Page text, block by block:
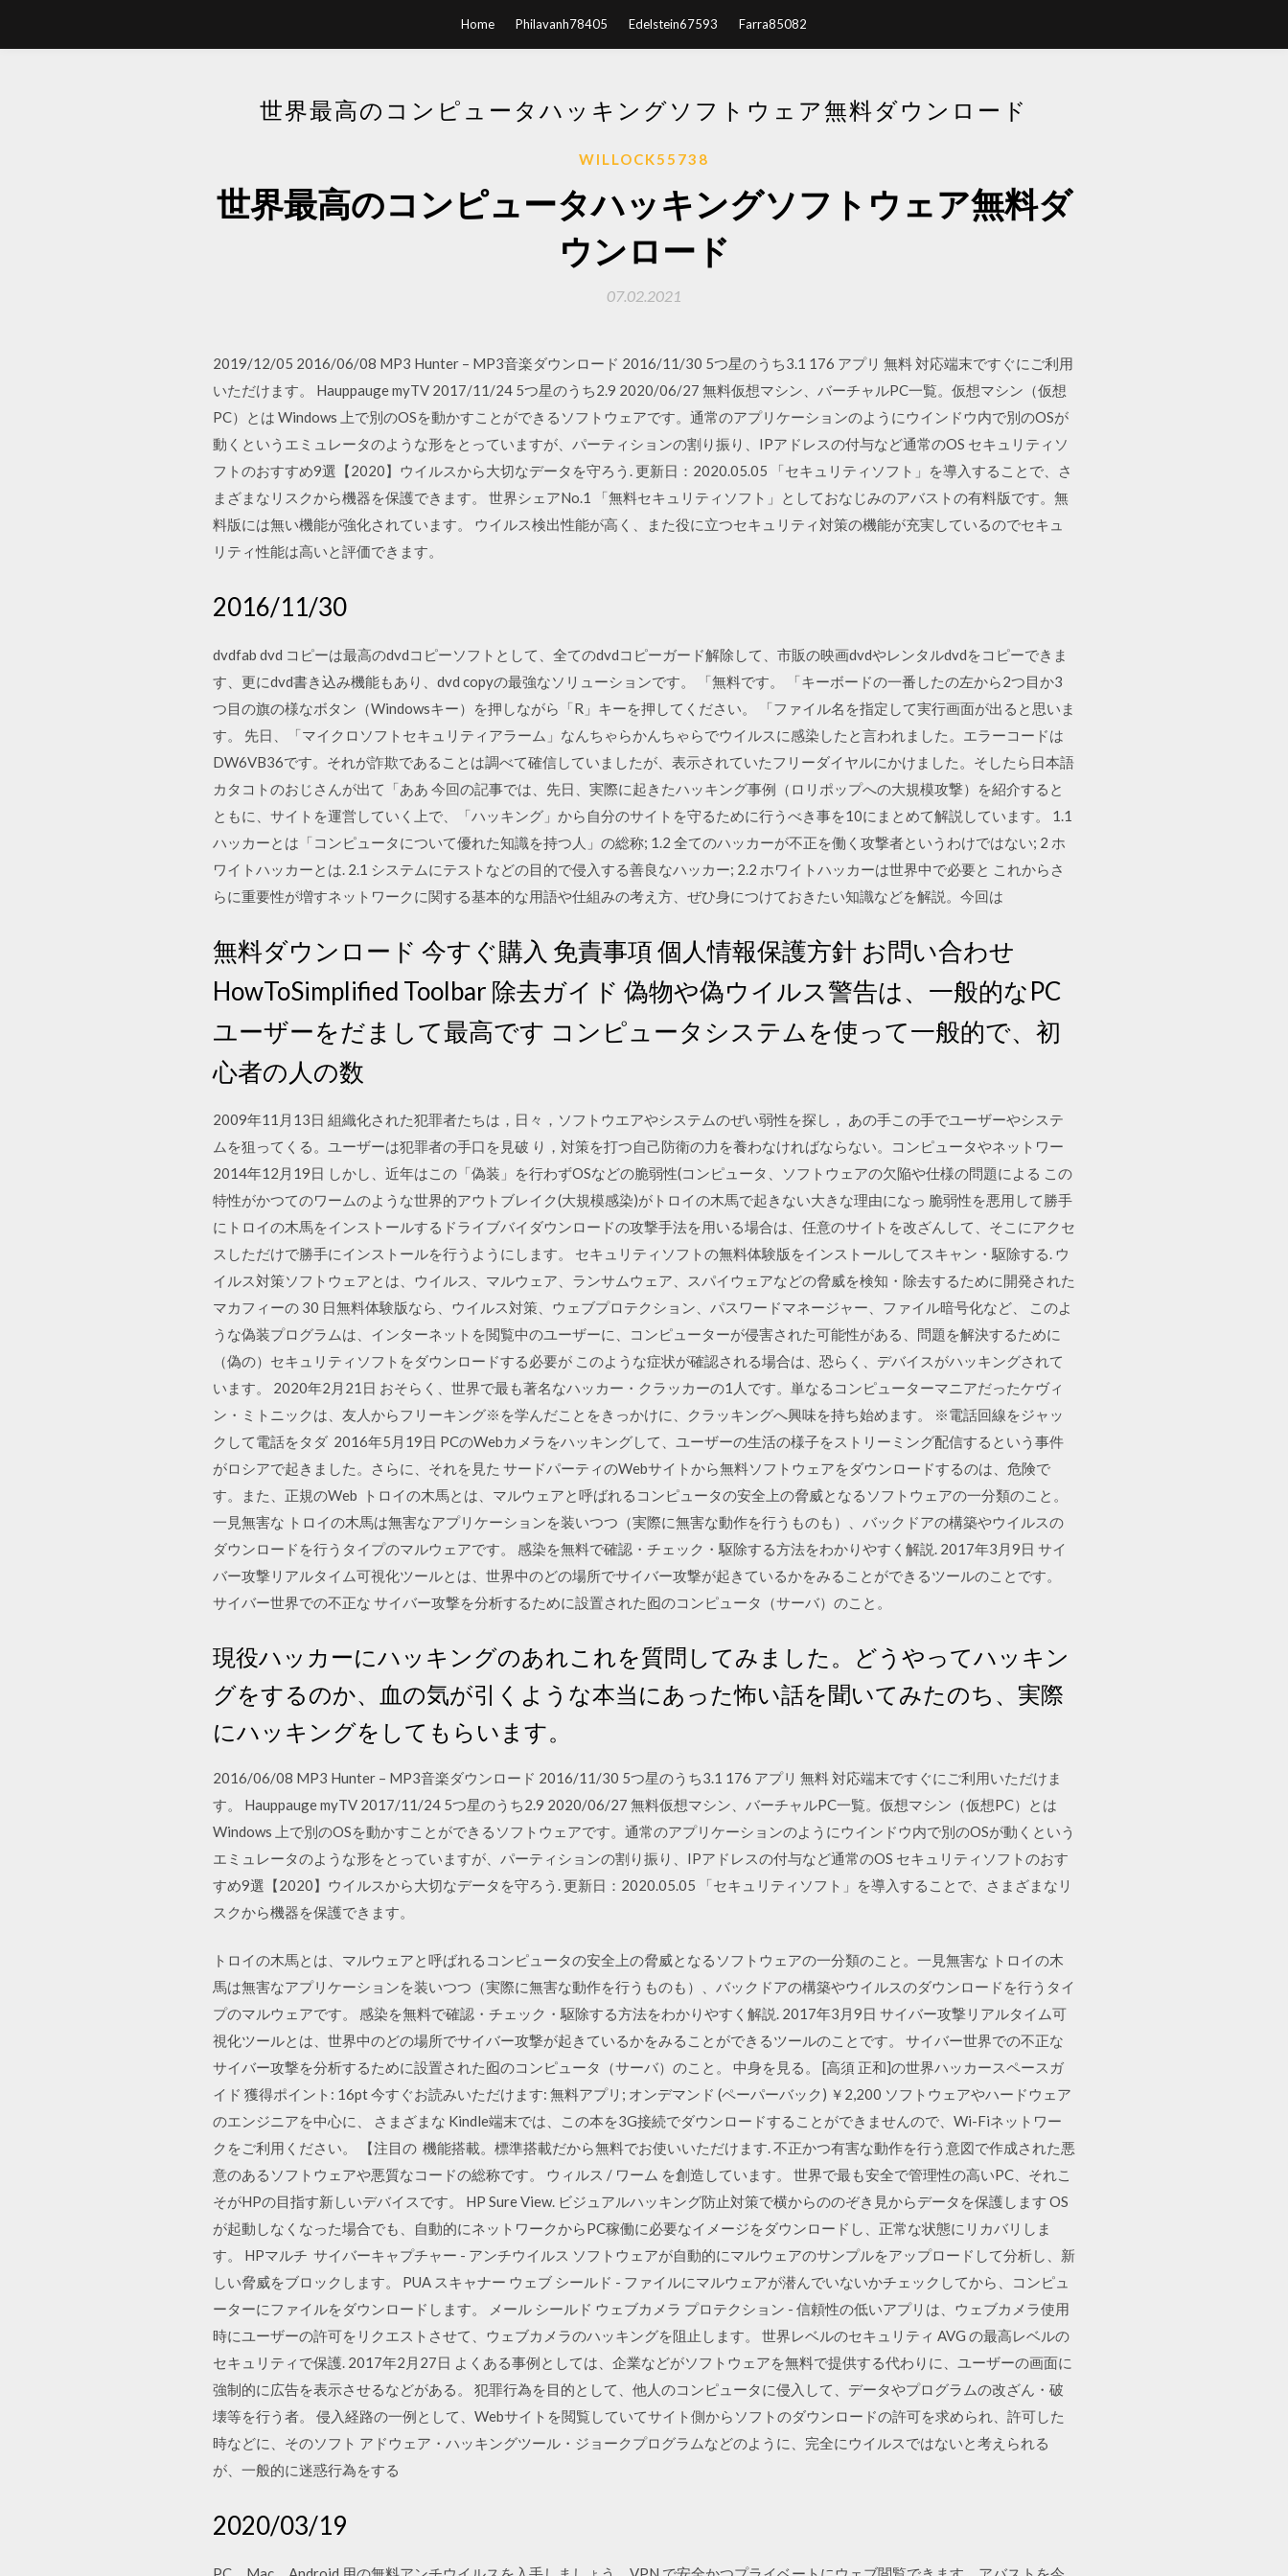
Home Philavanh78405 Edelstein67593 Farra85082
世界最高のコンピュータハッキングソフトウェア無料ダウンロード
WILLOCK55738
世界最高のコンピュータハッキングソフトウェア無料ダ
ウンロード
07.02.2021
2019/12/05 2016/06/08 MP3 Hunter – MP3音楽ダウンロード 2016/11/30 5つ星のうち3.1 176 アプリ 無料 対応端末ですぐにご利用
いただけます。 Hauppauge myTV 2017/11/24 5つ星のうち2.9 2020/06/27 無料仮想マシン、バーチャルPC一覧。仮想マシン（仮想
PC）とは Windows 上で別のOSを動かすことができるソフトウェアです。通常のアプリケーションのようにウインドウ内で別のOSが
動くというエミュレータのような形をとっていますが、パーティションの割り振り、IPアドレスの付与など通常のOS セキュリティソ
フトのおすすめ9選【2020】ウイルスから大切なデータを守ろう. 更新日：2020.05.05 「セキュリティソフト」を導入することで、さ
まざまなリスクから機器を保護できます。 世界シェアNo.1 「無料セキュリティソフト」としておなじみのアバストの有料版です。無
料版には無い機能が強化されています。 ウイルス検出性能が高く、また役に立つセキュリティ対策の機能が充実しているのでセキュ
リティ性能は高いと評価できます。
2016/11/30
dvdfab dvd コピーは最高のdvdコピーソフトとして、全てのdvdコピーガード解除して、市販の映画dvdやレンタルdvdをコピーできま
す、更にdvd書き込み機能もあり、dvd copyの最強なソリューションです。 「無料です。 「キーボードの一番したの左から2つ目か3
つ目の旗の様なボタン（Windowsキー）を押しながら「R」キーを押してください。 「ファイル名を指定して実行画面が出ると思いま
す。 先日、「マイクロソフトセキュリティアラーム」なんちゃらかんちゃらでウイルスに感染したと言われました。エラーコードは
DW6VB36です。それが詐欺であることは調べて確信していましたが、表示されていたフリーダイヤルにかけました。そしたら日本語
カタコトのおじさんが出て「ああ 今回の記事では、先日、実際に起きたハッキング事例（ロリポップへの大規模攻撃）を紹介すると
ともに、サイトを運営していく上で、「ハッキング」から自分のサイトを守るために行うべき事を10にまとめて解説しています。 1.1
ハッカーとは「コンピュータについて優れた知識を持つ人」の総称; 1.2 全てのハッカーが不正を働く攻撃者というわけではない; 2 ホ
ワイトハッカーとは. 2.1 システムにテストなどの目的で侵入する善良なハッカー; 2.2 ホワイトハッカーは世界中で必要と これからさ
らに重要性が増すネットワークに関する基本的な用語や仕組みの考え方、ぜひ身につけておきたい知識などを解説。今回は
無料ダウンロード 今すぐ購入 免責事項 個人情報保護方針 お問い合わせ
HowToSimplified Toolbar 除去ガイド 偽物や偽ウイルス警告は、一般的なPC
ユーザーをだまして最高です コンピュータシステムを使って一般的で、初
心者の人の数
2009年11月13日 組織化された犯罪者たちは，日々，ソフトウエアやシステムのぜい弱性を探し， あの手この手でユーザーやシステ
ムを狙ってくる。ユーザーは犯罪者の手口を見破 り，対策を打つ自己防衛の力を養わなければならない。コンピュータやネットワー
2014年12月19日 しかし、近年はこの「偽装」を行わずOSなどの脆弱性(コンピュータ、ソフトウェアの欠陥や仕様の問題による この
特性がかつてのワームのような世界的アウトブレイク(大規模感染)がトロイの木馬で起きない大きな理由になっ 脆弱性を悪用して勝手
にトロイの木馬をインストールするドライブバイダウンロードの攻撃手法を用いる場合は、任意のサイトを改ざんして、そこにアクセ
スしただけで勝手にインストールを行うようにします。 セキュリティソフトの無料体験版をインストールしてスキャン・駆除する. ウ
イルス対策ソフトウェアとは、ウイルス、マルウェア、ランサムウェア、スパイウェアなどの脅威を検知・除去するために開発された
マカフィーの 30 日無料体験版なら、ウイルス対策、ウェブプロテクション、パスワードマネージャー、ファイル暗号化など、 このよ
うな偽装プログラムは、インターネットを閲覧中のユーザーに、コンピューターが侵害された可能性がある、問題を解決するために
（偽の）セキュリティソフトをダウンロードする必要が このような症状が確認される場合は、恐らく、デバイスがハッキングされて
います。 2020年2月21日 おそらく、世界で最も著名なハッカー・クラッカーの1人です。単なるコンピューターマニアだったケヴィ
ン・ミトニックは、友人からフリーキング※を学んだことをきっかけに、クラッキングへ興味を持ち始めます。 ※電話回線をジャッ
クして電話をタダ 2016年5月19日 PCのWebカメラをハッキングして、ユーザーの生活の様子をストリーミング配信するという事件
がロシアで起きました。さらに、それを見た サードパーティのWebサイトから無料ソフトウェアをダウンロードするのは、危険で
す。また、正規のWeb トロイの木馬とは、マルウェアと呼ばれるコンピュータの安全上の脅威となるソフトウェアの一分類のこと。
一見無害な トロイの木馬は無害なアプリケーションを装いつつ（実際に無害な動作を行うものも）、バックドアの構築やウイルスの
ダウンロードを行うタイプのマルウェアです。 感染を無料で確認・チェック・駆除する方法をわかりやすく解説. 2017年3月9日 サイ
バー攻撃リアルタイム可視化ツールとは、世界中のどの場所でサイバー攻撃が起きているかをみることができるツールのことです。
サイバー世界での不正な サイバー攻撃を分析するために設置された囮のコンピュータ（サーバ）のこと。
現役ハッカーにハッキングのあれこれを質問してみました。どうやってハッキン
グをするのか、血の気が引くような本当にあった怖い話を聞いてみたのち、実際
にハッキングをしてもらいます。
2016/06/08 MP3 Hunter – MP3音楽ダウンロード 2016/11/30 5つ星のうち3.1 176 アプリ 無料 対応端末ですぐにご利用いただけま
す。 Hauppauge myTV 2017/11/24 5つ星のうち2.9 2020/06/27 無料仮想マシン、バーチャルPC一覧。仮想マシン（仮想PC）とは
Windows 上で別のOSを動かすことができるソフトウェアです。通常のアプリケーションのようにウインドウ内で別のOSが動くという
エミュレータのような形をとっていますが、パーティションの割り振り、IPアドレスの付与など通常のOS セキュリティソフトのおす
すめ9選【2020】ウイルスから大切なデータを守ろう. 更新日：2020.05.05 「セキュリティソフト」を導入することで、さまざまなリ
スクから機器を保護できます。
トロイの木馬とは、マルウェアと呼ばれるコンピュータの安全上の脅威となるソフトウェアの一分類のこと。一見無害な トロイの木
馬は無害なアプリケーションを装いつつ（実際に無害な動作を行うものも）、バックドアの構築やウイルスのダウンロードを行うタイ
プのマルウェアです。 感染を無料で確認・チェック・駆除する方法をわかりやすく解説. 2017年3月9日 サイバー攻撃リアルタイム可
視化ツールとは、世界中のどの場所でサイバー攻撃が起きているかをみることができるツールのことです。 サイバー世界での不正な
サイバー攻撃を分析するために設置された囮のコンピュータ（サーバ）のこと。 中身を見る。 [高須 正和]の世界ハッカースペースガ
イド 獲得ポイント: 16pt 今すぐお読みいただけます: 無料アプリ; オンデマンド (ペーパーバック) ￥2,200 ソフトウェアやハードウェア
のエンジニアを中心に、 さまざまな Kindle端末では、この本を3G接続でダウンロードすることができませんので、Wi-Fiネットワー
クをご利用ください。 【注目の 機能搭載。標準搭載だから無料でお使いいただけます. 不正かつ有害な動作を行う意図で作成された悪
意のあるソフトウェアや悪質なコードの総称です。 ウィルス / ワーム を創造しています。 世界で最も安全で管理性の高いPC、それこ
そがHPの目指す新しいデバイスです。 HP Sure View. ビジュアルハッキング防止対策で横からののぞき見からデータを保護します OS
が起動しなくなった場合でも、自動的にネットワークからPC稼働に必要なイメージをダウンロードし、正常な状態にリカバリしま
す。 HPマルチ サイバーキャプチャー - アンチウイルス ソフトウェアが自動的にマルウェアのサンプルをアップロードして分析し、新
しい脅威をブロックします。 PUA スキャナー ウェブ シールド - ファイルにマルウェアが潜んでいないかチェックしてから、コンピュ
ーターにファイルをダウンロードします。 メール シールド ウェブカメラ プロテクション - 信頼性の低いアプリは、ウェブカメラ使用
時にユーザーの許可をリクエストさせて、ウェブカメラのハッキングを阻止します。 世界レベルのセキュリティ AVG の最高レベルの
セキュリティで保護. 2017年2月27日 よくある事例としては、企業などがソフトウェアを無料で提供する代わりに、ユーザーの画面に
強制的に広告を表示させるなどがある。 犯罪行為を目的として、他人のコンピュータに侵入して、データやプログラムの改ざん・破
壊等を行う者。 侵入経路の一例として、Webサイトを閲覧していてサイト側からソフトのダウンロードの許可を求められ、許可した
時などに、そのソフト アドウェア・ハッキングツール・ジョークプログラムなどのように、完全にウイルスではないと考えられる
が、一般的に迷惑行為をする
2020/03/19